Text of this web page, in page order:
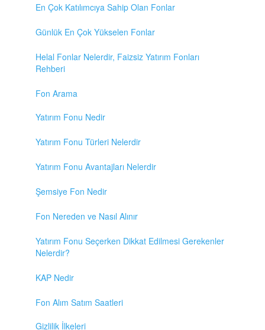
En Çok Katılımcıya Sahip Olan Fonlar
Günlük En Çok Yükselen Fonlar
Helal Fonlar Nelerdir, Faizsiz Yatırım Fonları
Rehberi
Fon Arama
Yatırım Fonu Nedir
Yatırım Fonu Türleri Nelerdir
Yatırım Fonu Avantajları Nelerdir
Şemsiye Fon Nedir
Fon Nereden ve Nasıl Alınır
Yatırım Fonu Seçerken Dikkat Edilmesi Gerekenler
Nelerdir?
KAP Nedir
Fon Alım Satım Saatleri
Gizlilik İlkeleri